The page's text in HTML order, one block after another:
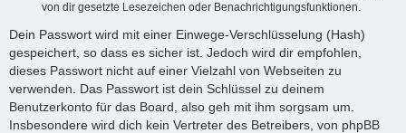
von dir gesetzte Lesezeichen oder Benachrichtigungsfunktionen.
Dein Passwort wird mit einer Einwege-Verschlüsselung (Hash)
gespeichert, so dass es sicher ist. Jedoch wird dir empfohlen,
dieses Passwort nicht auf einer Vielzahl von Webseiten zu
verwenden. Das Passwort ist dein Schlüssel zu deinem
Benutzerkonto für das Board, also geh mit ihm sorgsam um.
Insbesondere wird dich kein Vertreter des Betreibers, von phpBB